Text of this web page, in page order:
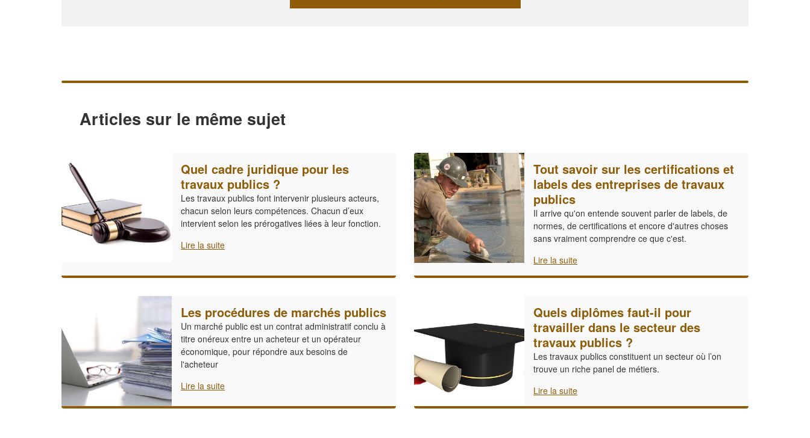
Articles sur le même sujet
Quel cadre juridique pour les
travaux publics ?
Les travaux publics font intervenir plusieurs acteurs,
chacun selon leurs compétences. Chacun d’eux
intervient selon les prérogatives liées à leur fonction.
Lire la suite
Tout savoir sur les certifications et
labels des entreprises de travaux
publics
Il arrive qu'on entende souvent parler de labels, de
normes, de certifications et encore d'autres choses
sans vraiment comprendre ce que c'est.
Lire la suite
Les procédures de marchés publics
Un marché public est un contrat administratif conclu à
titre onéreux entre un acheteur et un opérateur
économique, pour répondre aux besoins de
l'acheteur
Lire la suite
Quels diplômes faut-il pour
travailler dans le secteur des
travaux publics ?
Les travaux publics constituent un secteur où l’on
trouve un riche panel de métiers.
Lire la suite